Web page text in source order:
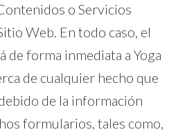
o Servicios
Web. En todo caso, el
de forma inmediata a Yoga
de cualquier hecho que
de la información
formularios, tales como,